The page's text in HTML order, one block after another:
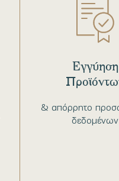
& απόρρητο
δεδομένων
Εγγύηση